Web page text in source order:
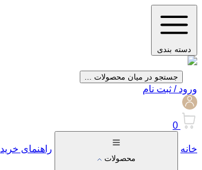
دسته بندی
جستجو در میان محصولات ...
ورود / ثبت نام
0
خانه
محصولات
راهنمای خرید